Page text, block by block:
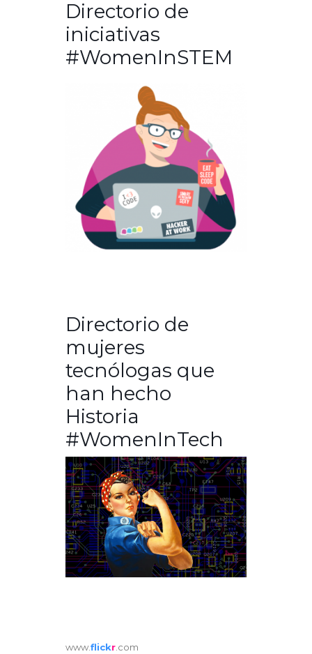
Directorio de
iniciativas
#WomenInSTEM
Directorio de
mujeres
tecnólogas que
han hecho
Historia
#WomenInTech
www.flickr.com